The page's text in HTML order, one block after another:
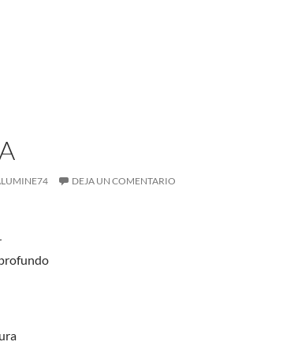
DEJA UN COMENTARIO